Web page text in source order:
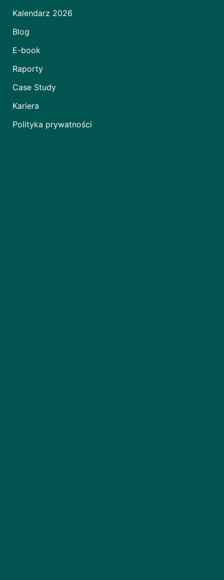
Kalendarz 2026
Blog
E-book
Raporty
Case Study
Kariera
Polityka prywatności